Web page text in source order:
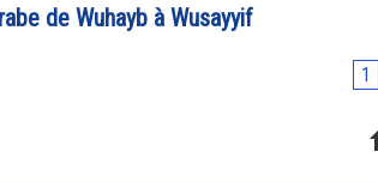
de Wuhayb à Wusayyif
1